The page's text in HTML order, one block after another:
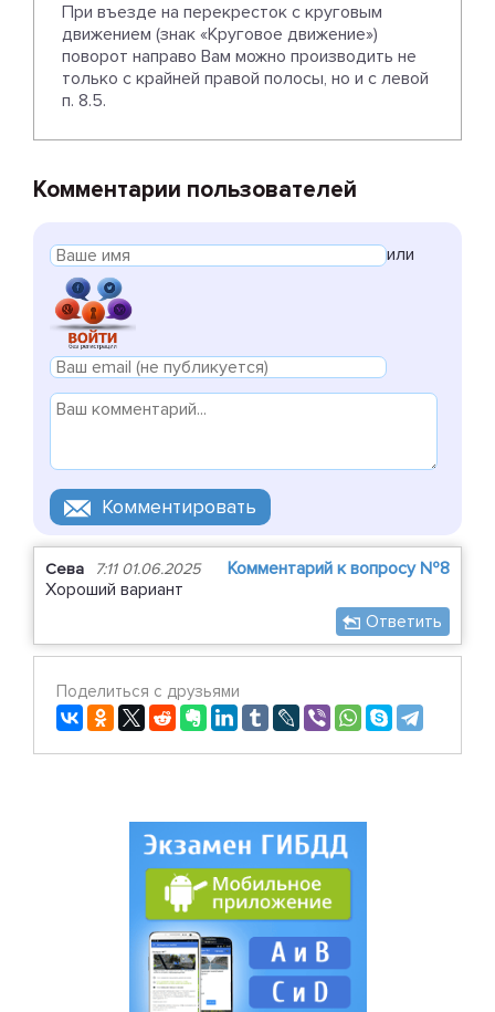
При въезде на перекресток с круговым
движением (знак «Круговое движение»)
поворот направо Вам можно производить не
только с крайней правой полосы, но и с левой
п. 8.5.
Комментарии пользователей
или
Сева 7:11 01.06.2025
Комментарий к вопросу №8
Хороший вариант
Ответить
Поделиться с друзьями